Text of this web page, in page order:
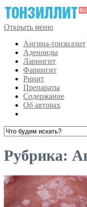
Открыть меню
Ангина-тонзиллит
Аденоиды
Ларингит
Фарингит
Ринит
Препараты
Содержание
Об авторах
Рубрика: